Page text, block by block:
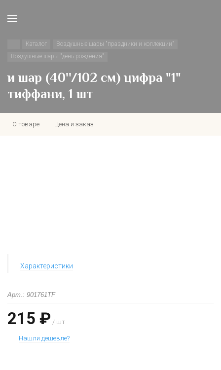
Каталог
Воздушные шары "праздники и коллекции"
Воздушные шары "день рождения"
и шар (40''/102 см) цифра "1"
тиффани, 1 шт
О товаре Цена и заказ
Характеристики
Арт.: 901761TF
215 ₽ / шт
Нашли дешевле?